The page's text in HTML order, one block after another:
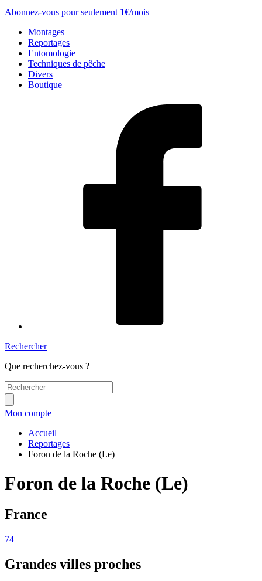
Abonnez-vous pour seulement 1€/mois
Montages
Reportages
Entomologie
Techniques de pêche
Divers
Boutique
Rechercher
Que recherchez-vous ?
Mon compte
Accueil
Reportages
Foron de la Roche (Le)
Foron de la Roche (Le)
France
74
Grandes villes proches